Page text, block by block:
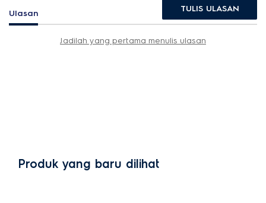
Ulasan TULIS ULASAN
Jadilah yang pertama menulis ulasan
Produk yang baru dilihat